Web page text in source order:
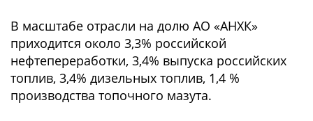
В масштабе отрасли на долю АО «АНХК»
приходится около 3,3% российской
нефтепереработки, 3,4% выпуска российских
топлив, 3,4% дизельных топлив, 1,4 %
производства топочного мазута.